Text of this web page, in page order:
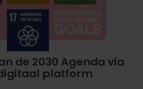
de 2030 Agenda via
platform